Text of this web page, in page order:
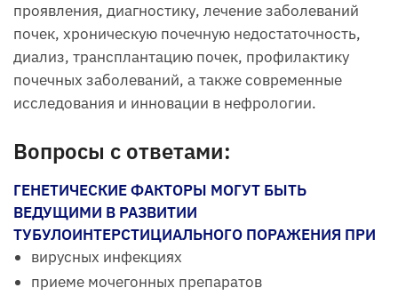
проявления, диагностику, лечение заболеваний
почек, хроническую почечную недостаточность,
диализ, трансплантацию почек, профилактику
почечных заболеваний, а также современные
исследования и инновации в нефрологии.
Вопросы с ответами:
ГЕНЕТИЧЕСКИЕ ФАКТОРЫ МОГУТ БЫТЬ
ВЕДУЩИМИ В РАЗВИТИИ
ТУБУЛОИНТЕРСТИЦИАЛЬНОГО ПОРАЖЕНИЯ ПРИ
вирусных инфекциях
приеме мочегонных препаратов